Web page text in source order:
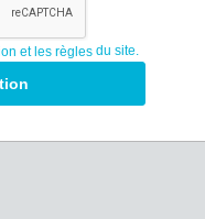
et les règles du site.